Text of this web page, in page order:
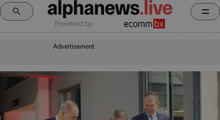
Powered by:
Advertisement